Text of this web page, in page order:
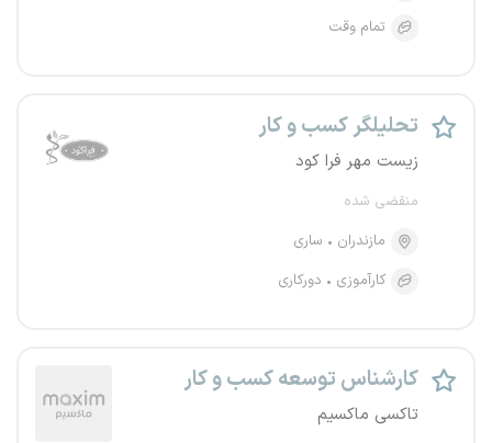
تمام وقت
تحلیلگر کسب و کار
زیست مهر فرا کود
منقضی شده
مازندران
ساری
کارآموزی
دورکاری
کارشناس توسعه کسب و کار
تاکسی ماکسیم